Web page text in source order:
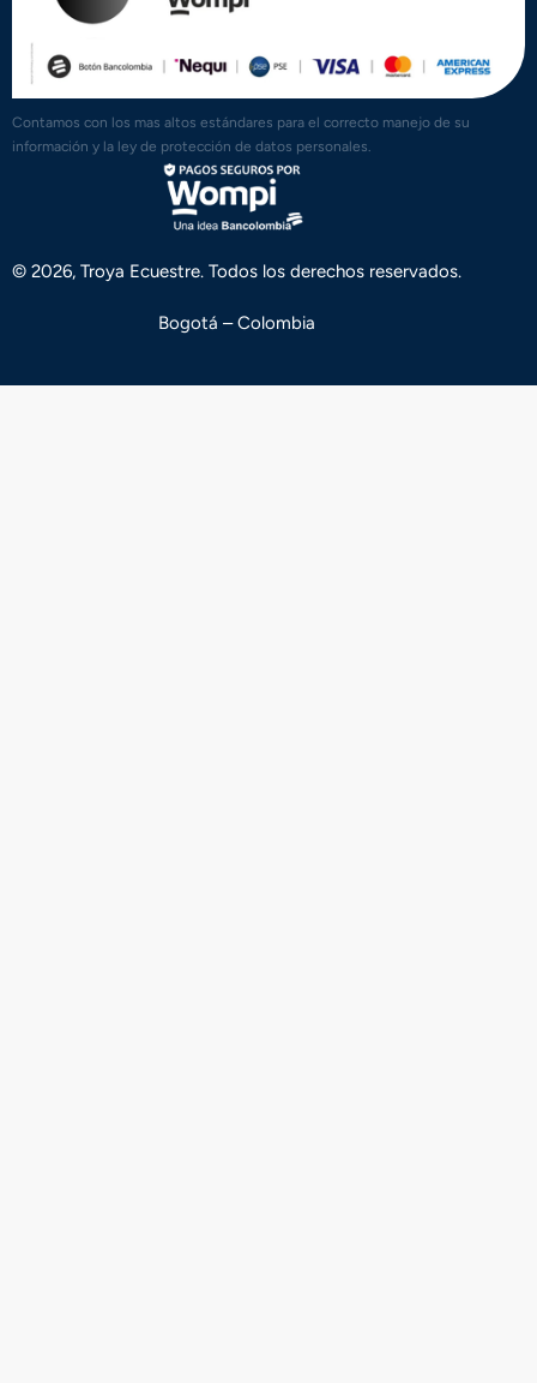
Contamos con los mas altos estándares para el correcto manejo de su
información y la ley de protección de datos personales.
© 2026, Troya Ecuestre. Todos los derechos reservados.
Bogotá – Colombia